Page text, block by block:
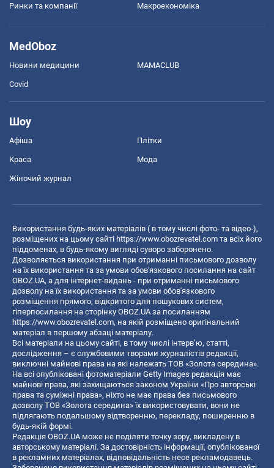
Ринки та компанії Макроекономіка
MedOboz
Новини медицини MAMACLUB
Covid
Шоу
Афіша Плітки
Краса Мода
Жіночий журнал
Використання будь-яких матеріалів ( в тому числі фото- та відео-),
розміщених на цьому сайті https://www.obozrevatel.com та всіх його
піддоменах, в будь-якому вигляді суворо заборонено.
Дозволяється використання при отриманні письмового дозволу
на їх використання та за умови обов'язкового посилання на сайт
OBOZ.UA, а для інтернет-видань - при отриманні письмового
дозволу на їх використання та за умови обов'язкового
розміщення прямого, відкритого для пошукових систем,
гіперпосилання на сторінку OBOZ.UA за посиланням
https://www.obozrevatel.com, на якій розміщено оригінальний
матеріал в першому абзаці матеріалу.
Всі матеріали на цьому сайті, в тому числі інтерв’ю, статті,
дослідження – є службовими творами журналістів редакції,
виключні майнові права на які належать ТОВ «Золота середина».
На всі опубліковані фотоматеріали Getty Images редакція має
майнові права, які захищаються законом України «Про авторські
права та суміжні права», ніхто не має права без письмового
дозволу ТОВ «Золота середина» їх використовувати, вони не
підлягають подальшому відтворенню, перекладу, поширенню в
будь-якій формі.
Редакція OBOZ.UA може не поділяти точку зору, викладену в
авторському матеріалі. За достовірність інформації, опублікованої
в рекламних матеріалах, відповідальність несе рекламодавець.